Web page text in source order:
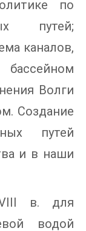
по
путей;
каналов,
Волги
Создание
путей
и в наши
в. для
водой